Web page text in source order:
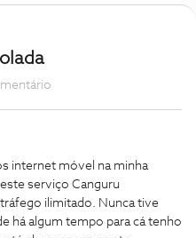
internet móvel na minha
serviço Canguru
ilimitado. Nunca tive
há algum tempo para cá tenho